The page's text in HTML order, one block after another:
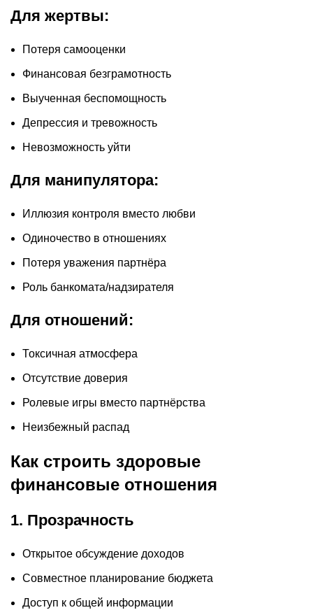
Для жертвы:
Потеря самооценки
Финансовая безграмотность
Выученная беспомощность
Депрессия и тревожность
Невозможность уйти
Для манипулятора:
Иллюзия контроля вместо любви
Одиночество в отношениях
Потеря уважения партнёра
Роль банкомата/надзирателя
Для отношений:
Токсичная атмосфера
Отсутствие доверия
Ролевые игры вместо партнёрства
Неизбежный распад
Как строить здоровые
финансовые отношения
1. Прозрачность
Открытое обсуждение доходов
Совместное планирование бюджета
Доступ к общей информации